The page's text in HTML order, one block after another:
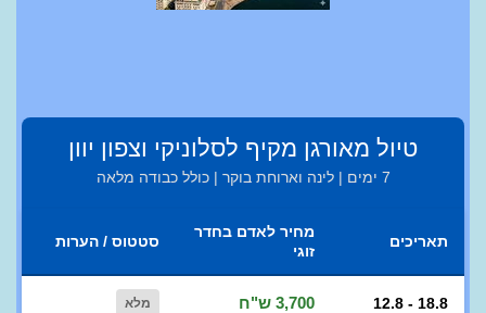
טיול מאורגן מקיף לסלוניקי וצפון יוון
7 ימים | לינה וארוחת בוקר | כולל כבודה מלאה
תאריכים
מחיר לאדם בחדר
זוגי
סטטוס / הערות
12.8 - 18.8 3,700 ש"ח מלא